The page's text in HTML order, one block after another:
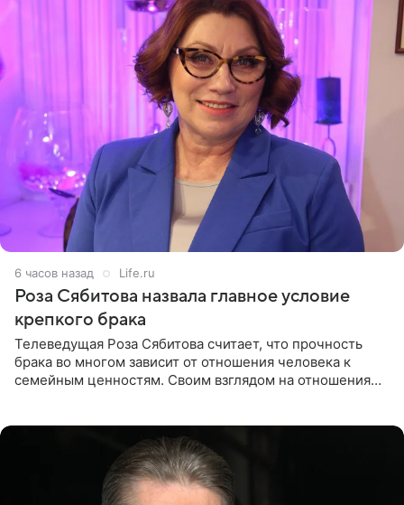
6 часов назад Life.ru
Роза Сябитова назвала главное условие
крепкого брака
Телеведущая Роза Сябитова считает, что прочность
брака во многом зависит от отношения человека к
семейным ценностям. Своим взглядом на отношения